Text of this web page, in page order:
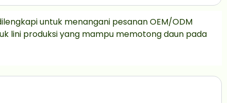
untuk menangani pesanan OEM/ODM
lini produksi yang mampu memotong daun pada